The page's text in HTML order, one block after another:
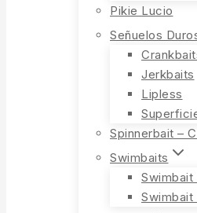
Pikie Lucio
Señuelos
Jerkbaits
Lipless
Spinnerbait –
Swimbaits
Swimbait
Swimbait